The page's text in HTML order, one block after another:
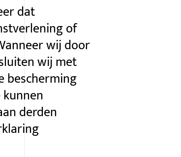
dat
of
wij door
wij met
bescherming
derden